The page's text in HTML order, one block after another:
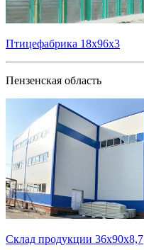
Птицефабрика 18х96х3
Пензенская область
Склад продукции 36х90х8,7